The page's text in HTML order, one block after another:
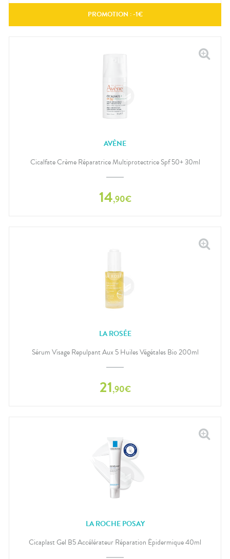
PROMOTION : -1€
AVÈNE
Cicalfate Crème Réparatrice Multiprotectrice Spf 50+ 30ml
14,90€
LA ROSÉE
Sérum Visage Repulpant Aux 5 Huiles Végétales Bio 200ml
21,90€
LA ROCHE POSAY
Cicaplast Gel B5 Accélérateur Réparation Épidermique 40ml